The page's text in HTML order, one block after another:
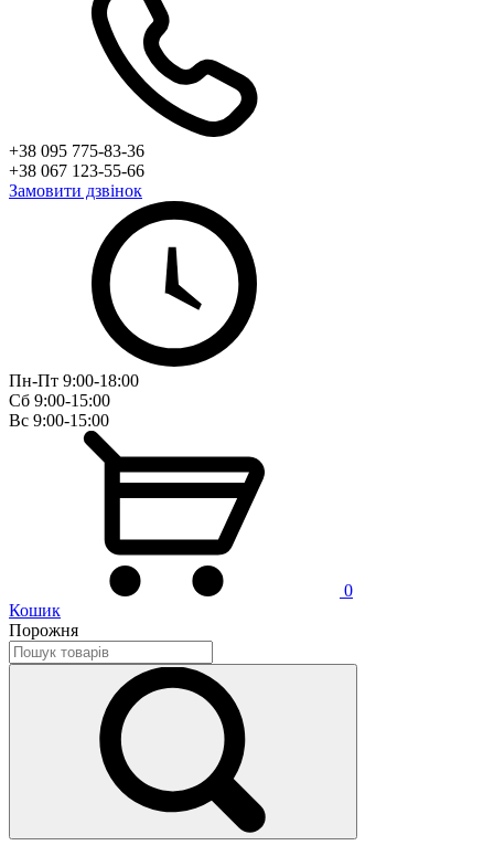
+38 095 775-83-36
+38 067 123-55-66
Замовити дзвінок
Пн-Пт 9:00-18:00
Сб 9:00-15:00
Вс 9:00-15:00
0
Кошик
Порожня